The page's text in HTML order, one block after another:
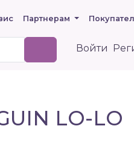
Партнерам
Войти
LO-LO